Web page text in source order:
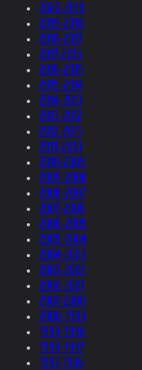
2020-2019
2019-2018
2018-2017
2017-2016
2016-2015
2015-2014
2014-2013
2013-2012
2012-2011
2011-2010
2010-2009
2009-2008
2008-2007
2007-2006
2006-2005
2005-2004
2004-2003
2003-2002
2002-2001
2001-2000
2000-1999
1999-1998
1998-1997
1997-1996